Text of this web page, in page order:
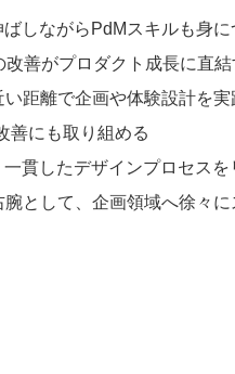
しながらPdMスキルも身に
改善がプロダクト成長に直
距離で企画や体験設計を実
善にも取り組める
貫したデザインプロセスを
腕として、企画領域へ徐々